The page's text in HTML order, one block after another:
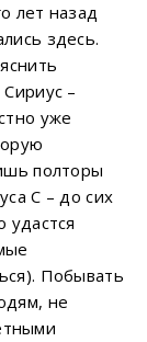
лет назад
здесь.
–
уже
полторы
C – до сих
удастся
Побывать
не